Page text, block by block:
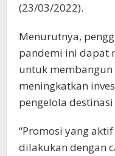
(23/03/2022).
Menurutnya,
pandemi ini dapat
untuk
meningkatkan
pengelola
“Promosi yang
dilakukan dengan